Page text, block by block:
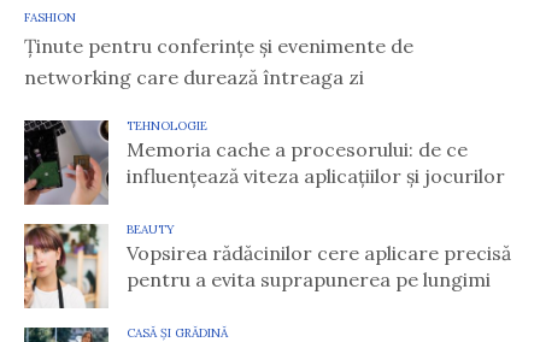
FASHION
Ținute pentru conferințe și evenimente de
networking care durează întreaga zi
TEHNOLOGIE
Memoria cache a procesorului: de ce
influențează viteza aplicațiilor și jocurilor
BEAUTY
Vopsirea rădăcinilor cere aplicare precisă
pentru a evita suprapunerea pe lungimi
CASĂ ȘI GRĂDINĂ